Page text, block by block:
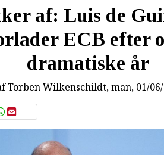
af: Luis de
ECB efter
dramatiske år
Torben Wilkenschildt, man, 01/